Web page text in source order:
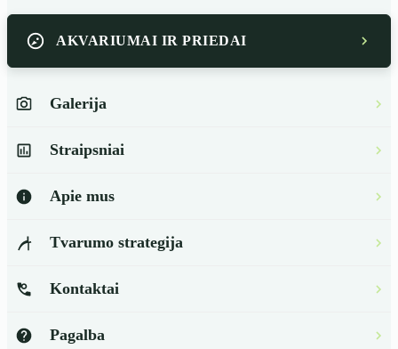
AKVARIUMAI IR PRIEDAI
Galerija
Straipsniai
Apie mus
Tvarumo strategija
Kontaktai
Pagalba